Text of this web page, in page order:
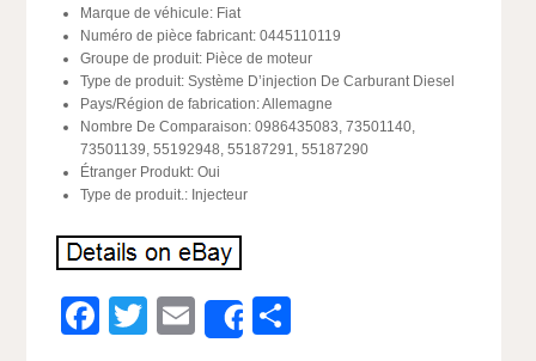
Marque de véhicule: Fiat
Numéro de pièce fabricant: 0445110119
Groupe de produit: Pièce de moteur
Type de produit: Système D’injection De Carburant Diesel
Pays/Région de fabrication: Allemagne
Nombre De Comparaison: 0986435083, 73501140,
73501139, 55192948, 55187291, 55187290
Étranger Produkt: Oui
Type de produit.: Injecteur
Facebook
Twitter
EmailShare